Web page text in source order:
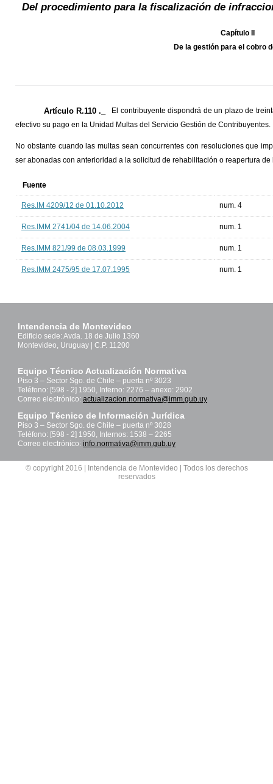
Del procedimiento para la fiscalización de
Capítulo II
De la gestión para el cobro
Artículo R.110 ._
El contribuyente dispondrá de un plazo de
efectivo su pago en la Unidad Multas del Servicio Gestión de Contribuyentes.
No obstante cuando las multas sean concurrentes con resoluciones que
ser abonadas con anterioridad a la solicitud de rehabilitación o reapertura
Fuente
Res.IM 4209/12 de 01.10.2012 num. 4
Res.IMM 2741/04 de 14.06.2004 num. 1
Res.IMM 821/99 de 08.03.1999 num. 1
Res.IMM 2475/95 de 17.07.1995 num. 1
Intendencia de Montevideo
Edificio sede: Avda. 18 de Julio 1360
Montevideo, Uruguay | C.P. 11200
Equipo Técnico Actualización Normativa
Piso 3 – Sector Sgo. de Chile – puerta nº 3023
Teléfono: [598 - 2] 1950, Interno: 2276 – anexo: 2902
Correo electrónico: actualizacion.normativa@imm.gub.uy
Equipo Técnico de Información Jurídica
Piso 3 – Sector Sgo. de Chile – puerta nº 3028
Teléfono: [598 - 2] 1950, Internos: 1538 – 2265
Correo electrónico: info.normativa@imm.gub.uy
© copyright 2016 | Intendencia de Montevideo | Todos los derechos
reservados